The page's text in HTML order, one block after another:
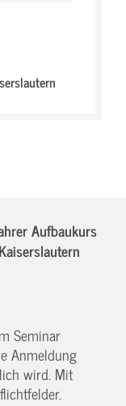
Aufbaukurs
Seminar
Anmeldung
wird. Mit